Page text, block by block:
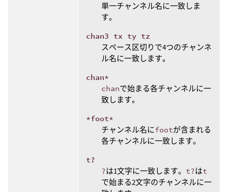
単一チャンネル名に一致しま
す。
chan3 tx ty tz
スペース区切りで4つのチャンネ
ル名に一致します。
chan*
chanで始まる各チャンネルに一
致します。
*foot*
チャンネル名にfootが含まれる
各チャンネルに一致します。
t?
?は1文字に一致します。 t?はt
で始まる2文字のチャンネルに一